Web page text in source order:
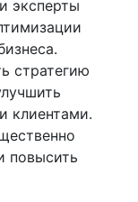
эксперты
стратегию
клиентами.
повысить